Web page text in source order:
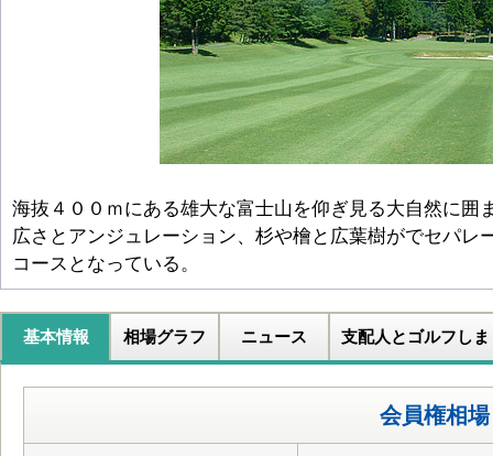
海抜４００ｍにある雄大な富士山を仰ぎ見る大自然に囲
広さとアンジュレーション、杉や檜と広葉樹がでセパレ
コースとなっている。
基本情報 相場グラフ ニュース 支配人とゴルフしま
会員権相場